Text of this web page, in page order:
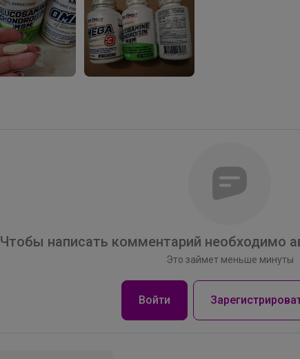
Чтобы написать комментарий необходимо
Это займет меньше минуты
Войти
Леныра